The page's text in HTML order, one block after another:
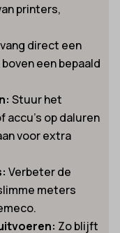
printers,
direct een
een bepaald
Stuur het
accu’s op daluren
voor extra
Verbeter de
meters
Zo blijft